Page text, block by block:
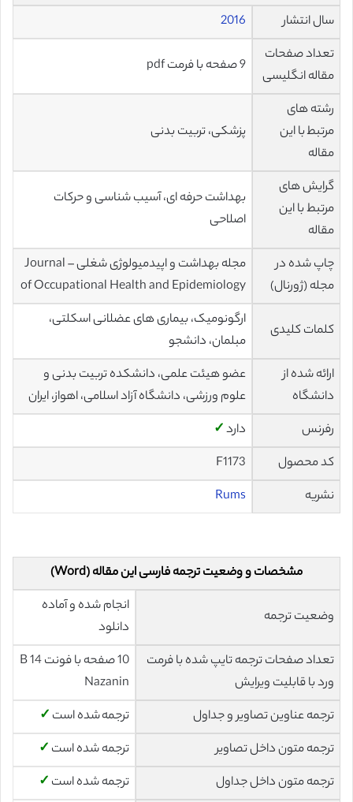
سال انتشار
2016
تعداد صفحات
مقاله انگلیسی
9 صفحه با فرمت pdf
رشته های
مرتبط با این
مقاله
پزشکی، تربیت بدنی
گرایش های
مرتبط با این
مقاله
بهداشت حرفه ای، آسیب شناسی و حرکات
اصلاحی
چاپ شده در
مجله (ژورنال)
مجله بهداشت و اپیدمیولوژی شغلی – Journal
of Occupational Health and Epidemiology
کلمات کلیدی
ارگونومیک، بیماری های عضلانی اسکلتی،
مبلمان، دانشجو
ارائه شده از
دانشگاه
عضو هیئت علمی، دانشکده تربیت بدنی و
علوم ورزشی، دانشگاه آزاد اسلامی، اهواز، ایران
رفرنس
دارد✓
کد محصول
F1173
نشریه
Rums
مشخصات و وضعیت ترجمه فارسی این مقاله (Word)
وضعیت ترجمه
انجام شده و آماده
دانلود
تعداد صفحات ترجمه تایپ شده با فرمت
ورد با قابلیت ویرایش
10 صفحه با فونت 14 B
Nazanin
ترجمه عناوین تصاویر و جداول
ترجمه شده است ✓
ترجمه متون داخل تصاویر
ترجمه شده است ✓
ترجمه متون داخل جداول
ترجمه شده است ✓